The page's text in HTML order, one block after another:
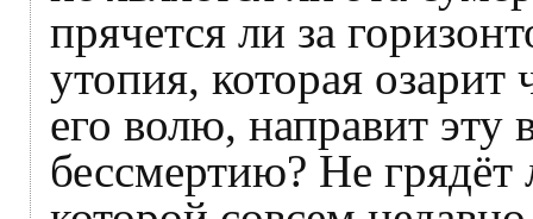
прячется ли за
утопия, которая озарит
его волю, направит
бессмертию? Не грядёт